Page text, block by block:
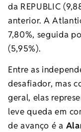
da REPUBLIC
anterior. A
7,80%, seguida
(5,95%).
Entre as
desafiador, mas
geral, elas
leve queda em
de avanço é a